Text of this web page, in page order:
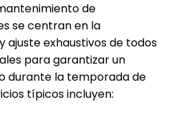
de
se centran en la
ajuste exhaustivos de todos
para garantizar un
durante la temporada de
típicos incluyen: